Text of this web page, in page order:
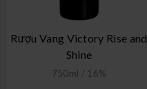
Rượu Vang Victory Rise and
Shine
750ml / 16%